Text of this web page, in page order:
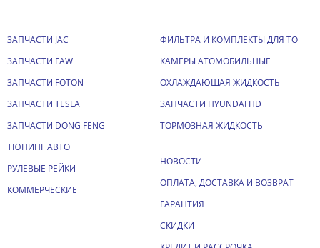
ЗАПЧАСТИ JAC
ЗАПЧАСТИ FAW
ЗАПЧАСТИ FOTON
ЗАПЧАСТИ TESLA
ЗАПЧАСТИ DONG FENG
ТЮНИНГ АВТО
РУЛЕВЫЕ РЕЙКИ
КОММЕРЧЕСКИЕ
ФИЛЬТРА И КОМПЛЕКТЫ ДЛЯ ТО
КАМЕРЫ АТОМОБИЛЬНЫЕ
ОХЛАЖДАЮЩАЯ ЖИДКОСТЬ
ЗАПЧАСТИ HYUNDAI HD
ТОРМОЗНАЯ ЖИДКОСТЬ
НОВОСТИ
ОПЛАТА, ДОСТАВКА И ВОЗВРАТ
ГАРАНТИЯ
СКИДКИ